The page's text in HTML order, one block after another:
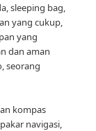
sleeping bag,
yang cukup,
yang
dan aman
seorang
kompas
navigasi,